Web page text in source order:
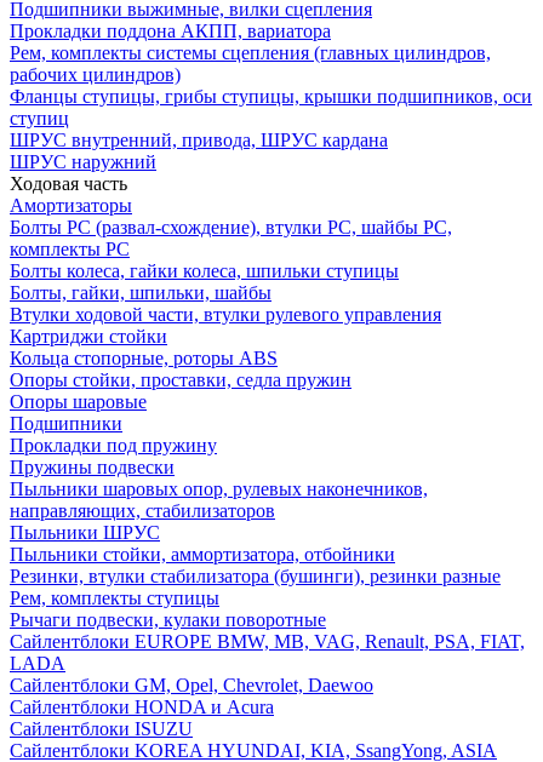
Подшипники выжимные, вилки сцепления
Прокладки поддона АКПП, вариатора
Рем, комплекты системы сцепления (главных цилиндров,
рабочих цилиндров)
Фланцы ступицы, грибы ступицы, крышки подшипников, оси
ступиц
ШРУС внутренний, привода, ШРУС кардана
ШРУС наружний
Ходовая часть
Амортизаторы
Болты РС (развал-схождение), втулки РС, шайбы РС,
комплекты РС
Болты колеса, гайки колеса, шпильки ступицы
Болты, гайки, шпильки, шайбы
Втулки ходовой части, втулки рулевого управления
Картриджи стойки
Кольца стопорные, роторы ABS
Опоры стойки, проставки, седла пружин
Опоры шаровые
Подшипники
Прокладки под пружину
Пружины подвески
Пыльники шаровых опор, рулевых наконечников,
направляющих, стабилизаторов
Пыльники ШРУС
Пыльники стойки, аммортизатора, отбойники
Резинки, втулки стабилизатора (бушинги), резинки разные
Рем, комплекты ступицы
Рычаги подвески, кулаки поворотные
Сайлентблоки EUROPE BMW, MB, VAG, Renault, PSA, FIAT,
LADA
Сайлентблоки GM, Opel, Chevrolet, Daewoo
Сайлентблоки HONDA и Acura
Сайлентблоки ISUZU
Сайлентблоки KOREA HYUNDAI, KIA, SsangYong, ASIA